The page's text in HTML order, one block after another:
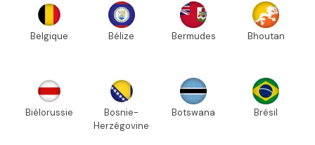
Belgique Bélize Bermudes Bhoutan
Biélorussie
Bosnie-
Herzégovine
Botswana Brésil